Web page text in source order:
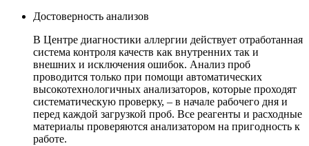
Достоверность анализов
В Центре диагностики аллергии действует отработанная
система контроля качеств как внутренних так и
внешних и исключения ошибок. Анализ проб
проводится только при помощи автоматических
высокотехнологичных анализаторов, которые проходят
систематическую проверку, – в начале рабочего дня и
перед каждой загрузкой проб. Все реагенты и расходные
материалы проверяются анализатором на пригодность к
работе.